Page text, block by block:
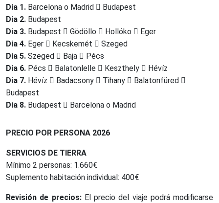
Dia 1. Barcelona o Madrid
Budapest
Dia 2. Budapest
Dia 3. Budapest Gödöllo Hollóko
Eger
Dia 4. Eger Kecskemét
Szeged
Dia 5. Szeged Baja
Pécs
Dia 6. Pécs Balatonlelle Keszthely
Hévíz
Dia 7. Hévíz Badacsony Tihany
Balatonfüred
Budapest
Dia 8. Budapest Barcelona o Madrid
PRECIO POR PERSONA 2026
SERVICIOS DE TIERRA
Mínimo 2 personas: 1.660€
Suplemento habitación individual: 400€
Revisión de precios:El precio del viaje podrá modificarse